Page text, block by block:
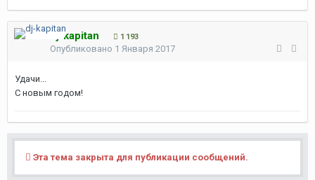
dj-kapitan 1 193
Опубликовано 1 Января 2017
Удачи...
С новым годом!
Эта тема закрыта для публикации сообщений.